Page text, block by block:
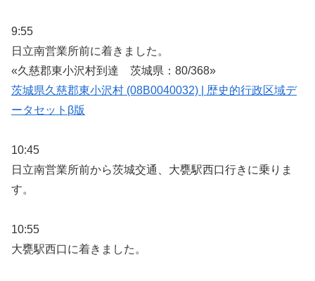
9:55
日立南営業所前に着きました。
«久慈郡東小沢村到達 茨城県：80/368»
茨城県久慈郡東小沢村 (08B0040032) | 歴史的行政区域デ
ータセットβ版
10:45
日立南営業所前から茨城交通、大甕駅西口行きに乗りま
す。
10:55
大甕駅西口に着きました。